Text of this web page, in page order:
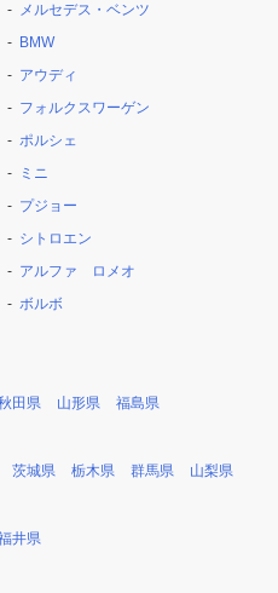
メルセデス・ベンツ
BMW
アウディ
フォルクスワーゲン
ポルシェ
ミニ
プジョー
シトロエン
アルファ ロメオ
ボルボ
田県 山形県 福島県
茨城県 栃木県 群馬県 山梨県
井県